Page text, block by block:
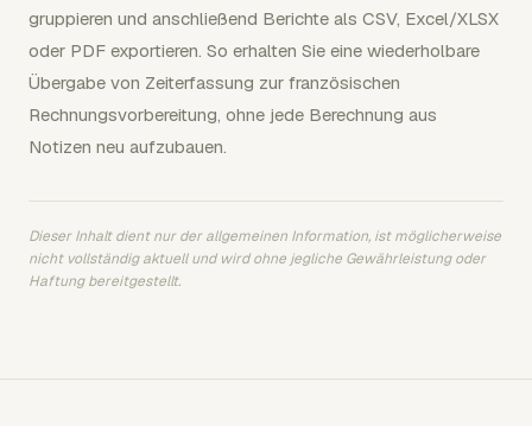
gruppieren und anschließend Berichte als CSV, Excel/XLSX
oder PDF exportieren. So erhalten Sie eine wiederholbare
Übergabe von Zeiterfassung zur französischen
Rechnungsvorbereitung, ohne jede Berechnung aus
Notizen neu aufzubauen.
Dieser Inhalt dient nur der allgemeinen Information, ist möglicherweise
nicht vollständig aktuell und wird ohne jegliche Gewährleistung oder
Haftung bereitgestellt.